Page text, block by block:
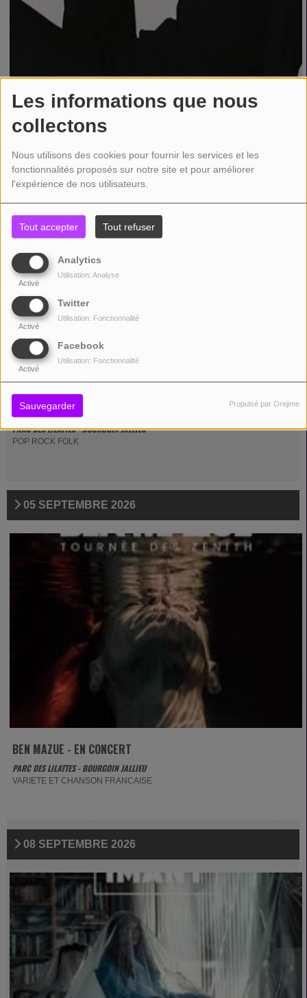
Les informations que nous
collectons
Nous utilisons des cookies pour fournir les services et les
fonctionnalités proposés sur notre site et pour améliorer
l'expérience de nos utilisateurs.
Tout accepter Tout refuser
Analytics
Activé
Utilisation: Analyse
Twitter
Activé
Utilisation: Fonctionnalité
Facebook
Activé
Utilisation: Fonctionnalité
Sauvegarder Propulsé par Orejime
MARGUERITE - EN CONCERT
PARC DES LILATTES - BOURGOIN JALLIEU
GAETAN ROUSSEL - EN CONCERT
PARC DES LILATTES - BOURGOIN JALLIEU
POP ROCK FOLK
05 SEPTEMBRE 2026
BEN MAZUE - EN CONCERT
PARC DES LILATTES - BOURGOIN JALLIEU
VARIETE ET CHANSON FRANCAISE
08 SEPTEMBRE 2026